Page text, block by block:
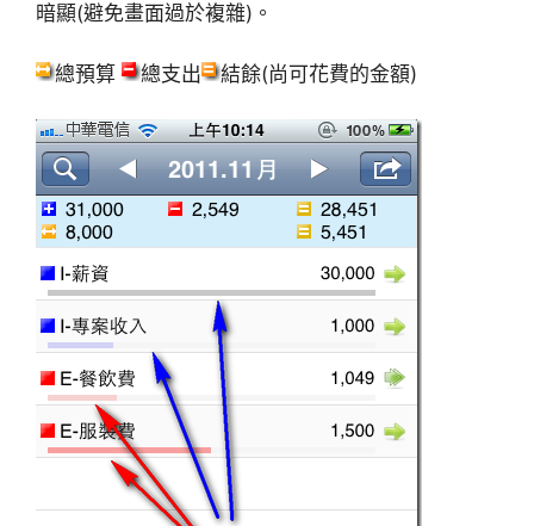
暗顯(避免畫面過於複雜)。
總預算 總支出 結餘(尚可花費的金額)